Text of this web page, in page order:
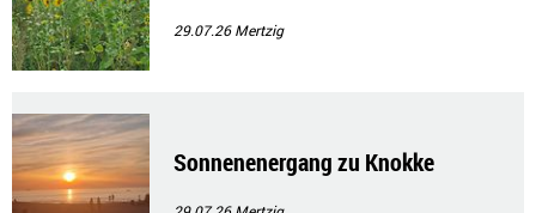
29.07.26Mertzig
Sonnenenergang zu Knokke